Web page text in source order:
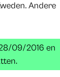
Andere
09/2016 en